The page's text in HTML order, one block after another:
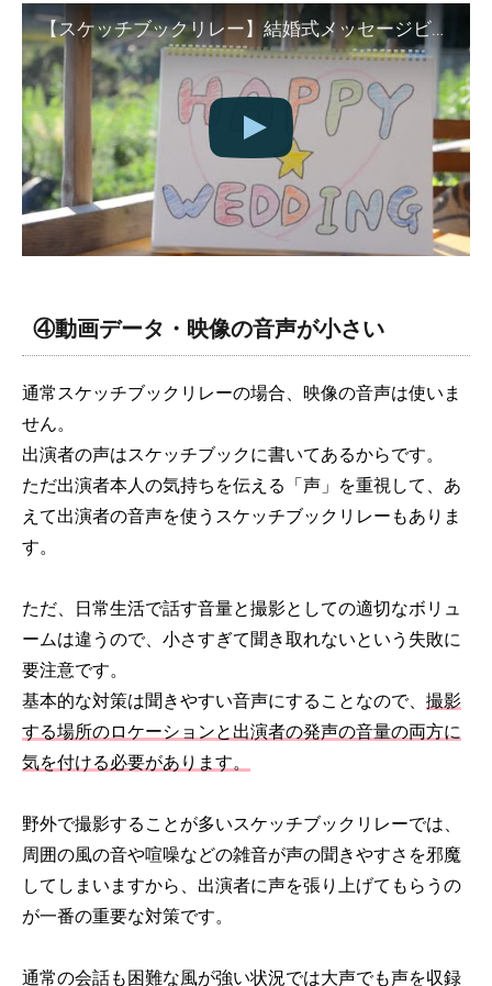
【スケッチブックリレー】結婚式メッセージビデオ
④動画データ・映像の音声が小さい
通常スケッチブックリレーの場合、映像の音声は使いま
せん。
出演者の声はスケッチブックに書いてあるからです。
ただ出演者本人の気持ちを伝える「声」を重視して、あ
えて出演者の音声を使うスケッチブックリレーもありま
す。
ただ、日常生活で話す音量と撮影としての適切なボリュ
ームは違うので、小さすぎて聞き取れないという失敗に
要注意です。
基本的な対策は聞きやすい音声にすることなので、 撮影
する場所のロケーションと出演者の発声の音量の両方に
気を付ける必要があります。
野外で撮影することが多いスケッチブックリレーでは、
周囲の風の音や喧噪などの雑音が声の聞きやすさを邪魔
してしまいますから、出演者に声を張り上げてもらうの
が一番の重要な対策です。
通常の会話も困難な風が強い状況では大声でも声を収録